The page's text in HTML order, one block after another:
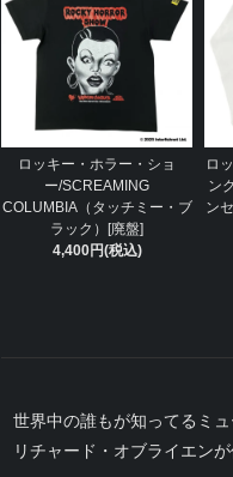
ロッキー・ホラー・ショ
ー/SCREAMING
COLUMBIA（タッチミー・ブ
ラック）[廃盤]
4,400円(税込)
ロ
ン
ン
世界中の誰もが知ってるミ
リチャード・オブライエン